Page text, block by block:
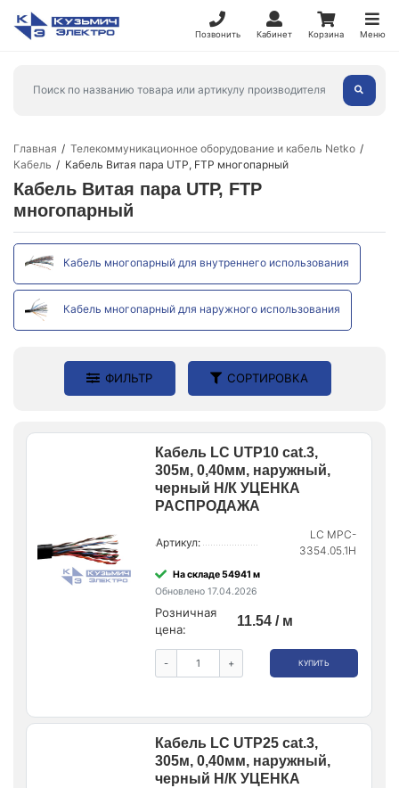
Позвонить Кабинет Корзина Меню
Главная
Телекоммуникационное оборудование и кабель Netko
Кабель
Кабель Витая пара UTP, FTP многопарный
Кабель Витая пара UTP, FTP
многопарный
Кабель многопарный для внутреннего использования
Кабель многопарный для наружного использования
ФИЛЬТР СОРТИРОВКА
Кабель LC UTP10 cat.3,
305м, 0,40мм, наружный,
черный Н/К УЦЕНКА
РАСПРОДАЖА
Артикул:
LC MPC-
3354.05.1H
На складе 54941 м
Обновлено 17.04.2026
Розничная
цена:
11.54 / м
- + КУПИТЬ
Кабель LC UTP25 cat.3,
305м, 0,40мм, наружный,
черный Н/К УЦЕНКА